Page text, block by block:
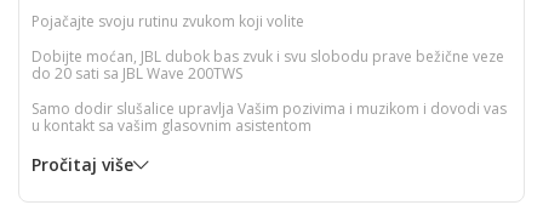
Pojačajte svoju rutinu zvukom koji volite
Dobijte moćan, JBL dubok bas zvuk i svu slobodu prave bežične veze
do 20 sati sa JBL Wave 200TWS
Samo dodir slušalice upravlja Vašim pozivima i muzikom i dovodi vas
u kontakt sa vašim glasovnim asistentom
Pročitaj više